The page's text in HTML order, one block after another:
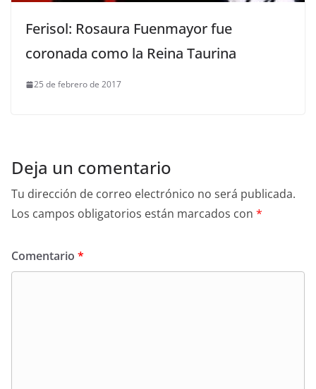
Ferisol: Rosaura Fuenmayor fue
coronada como la Reina Taurina
25 de febrero de 2017
Deja un comentario
Tu dirección de correo electrónico no será publicada.
Los campos obligatorios están marcados con *
Comentario *